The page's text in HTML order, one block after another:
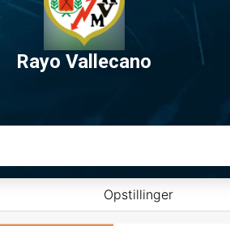
Rayo Vallecano
Opstillinger